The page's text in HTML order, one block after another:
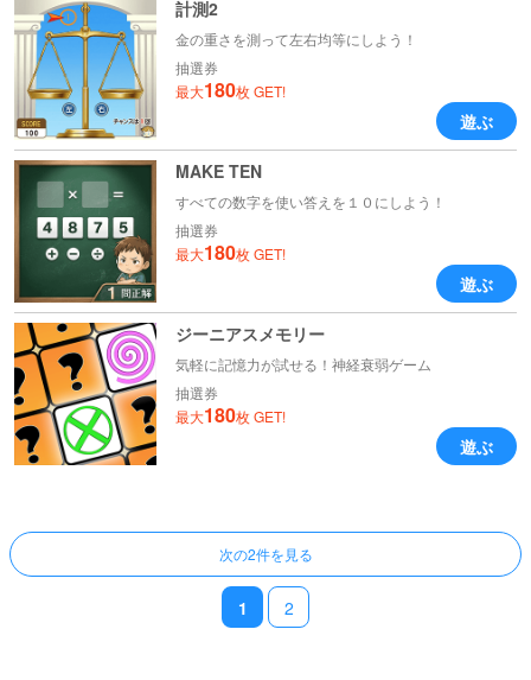
計測2
金の重さを測って左右均等にしよう！
抽選券
最大180枚 GET!
遊ぶ
MAKE TEN
すべての数字を使い答えを１０にしよう！
抽選券
最大180枚 GET!
遊ぶ
ジーニアスメモリー
気軽に記憶力が試せる！神経衰弱ゲーム
抽選券
最大180枚 GET!
遊ぶ
次の2件を見る
1 2